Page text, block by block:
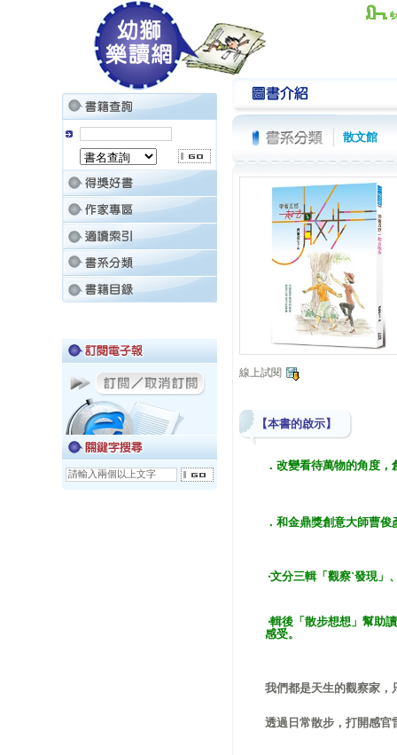
散文館
線上試閱
【本書的啟示】
．改變看待萬物的角度
． 和金鼎獎創意大師曹俊
‧文分三輯「觀察˙發現」
‧輯後「散步想想」幫助
感受。
我們都是天生的觀察家，
透過日常散步，打開感官